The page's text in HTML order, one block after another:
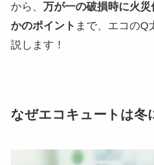
から、 万が一の破損時に火災
かのポイント まで、エコのQ
説します！
なぜエコキュートは冬